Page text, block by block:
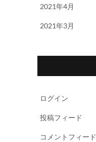
2021年4月
2021年3月
ログイン
投稿フィード
コメントフィード